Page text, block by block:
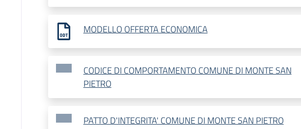
MODELLO OFFERTA ECONOMICA
CODICE DI COMPORTAMENTO COMUNE DI MONTE SAN
PIETRO
PATTO D'INTEGRITA' COMUNE DI MONTE SAN PIETRO